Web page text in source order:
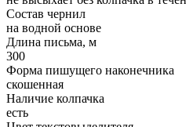
Состав чернил
на водной основе
Длина письма, м
300
Форма пишущего наконечника
скошенная
Наличие колпачка
есть